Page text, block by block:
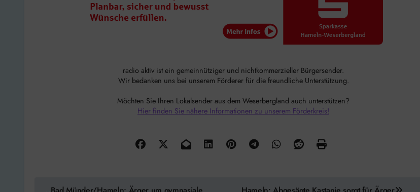
radio aktiv ist ein gemeinnütziger und nichtkommerzieller Bürgersender.
Wir bedanken uns bei unserem Förderer für die freundliche Unterstützung.
Möchten Sie Ihren Lokalsender aus dem Weserbergland auch unterstützen?
Hier finden Sie nähere Informationen zu unserem Förderkreis!